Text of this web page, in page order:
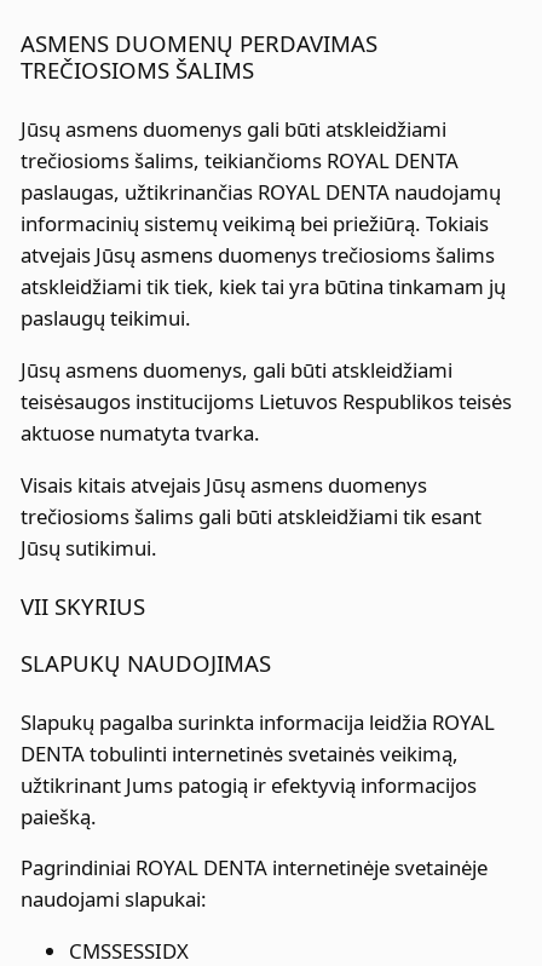
ASMENS DUOMENŲ PERDAVIMAS
TREČIOSIOMS ŠALIMS
Jūsų asmens duomenys gali būti atskleidžiami
trečiosioms šalims, teikiančioms ROYAL DENTA
paslaugas, užtikrinančias ROYAL DENTA naudojamų
informacinių sistemų veikimą bei priežiūrą. Tokiais
atvejais Jūsų asmens duomenys trečiosioms šalims
atskleidžiami tik tiek, kiek tai yra būtina tinkamam jų
paslaugų teikimui.
Jūsų asmens duomenys, gali būti atskleidžiami
teisėsaugos institucijoms Lietuvos Respublikos teisės
aktuose numatyta tvarka.
Visais kitais atvejais Jūsų asmens duomenys
trečiosioms šalims gali būti atskleidžiami tik esant
Jūsų sutikimui.
VII SKYRIUS
SLAPUKŲ NAUDOJIMAS
Slapukų pagalba surinkta informacija leidžia ROYAL
DENTA tobulinti internetinės svetainės veikimą,
užtikrinant Jums patogią ir efektyvią informacijos
paiešką.
Pagrindiniai ROYAL DENTA internetinėje svetainėje
naudojami slapukai:
CMSSESSIDX